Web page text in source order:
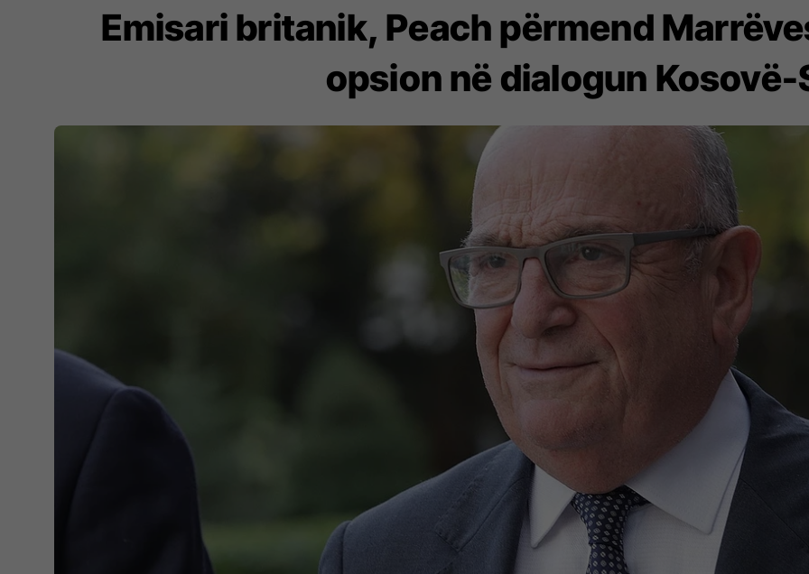
Emisari britanik, Peach përmend
opsion në dialogun Kosovë-